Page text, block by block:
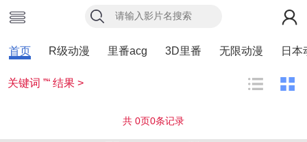
首页 R级动漫 里番acg 3D里番 无限动漫 日本
关键词 ”“ 结果 >
共 0页0条记录